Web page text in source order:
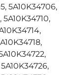
5A10K34706,